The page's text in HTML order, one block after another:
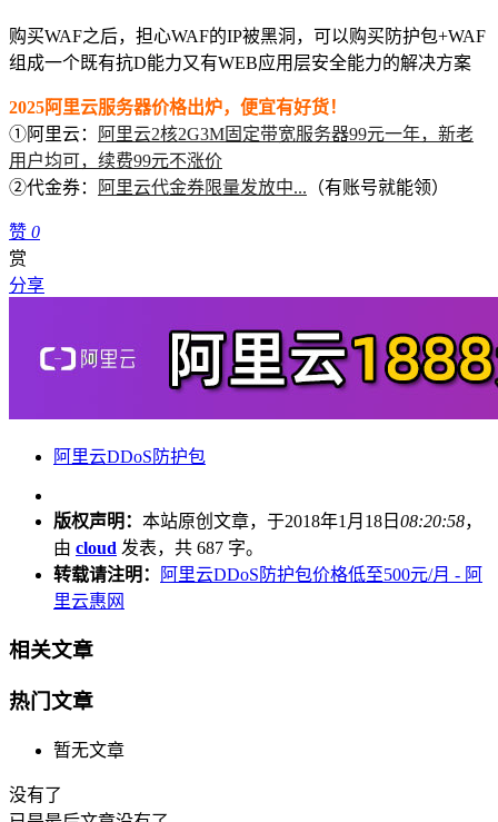
购买WAF之后，担心WAF的IP被黑洞，可以购买防护包+WAF
组成一个既有抗D能力又有WEB应用层安全能力的解决方案
2025阿里云服务器价格出炉，便宜有好货！
①阿里云：
阿里云2核2G3M固定带宽服务器99元一年，新老
用户均可，续费99元不涨价
②代金券：
阿里云代金券限量发放中... （有账号就能领）
赞 0
赏
分享
阿里云DDoS防护包
版权声明： 本站原创文章，于2018年1月18日 08:20:58，
由 cloud 发表，共 687 字。
转载请注明：
阿里云DDoS防护包价格低至500元/月 - 阿
里云惠网
相关文章
热门文章
暂无文章
没有了